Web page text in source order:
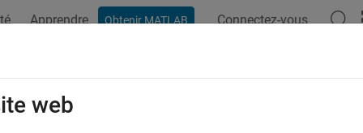
Apprendre Obtenir MATLAB Connectez-vous
Link Warning Messages for
web